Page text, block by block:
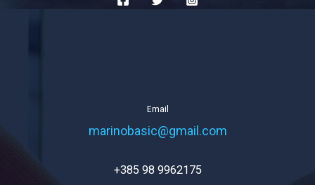
Email
marinobasic@gmail.com
+385 98 9962175